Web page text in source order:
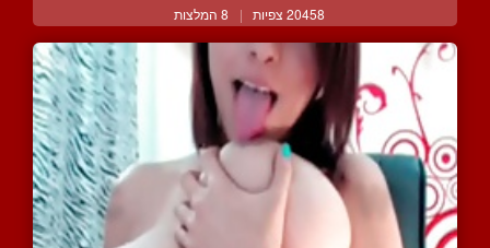
20458 צפיות | 8 המלצות